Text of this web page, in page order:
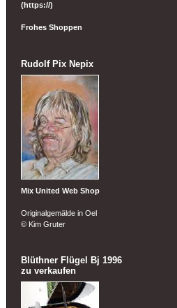
(https://)
Frohes Shoppen
Rudolf Pix Nepix
Mix United Web Shop
Originalgemälde in Oel
© Kim Gruter
Blüthner Flügel Bj 1996
zu verkaufen